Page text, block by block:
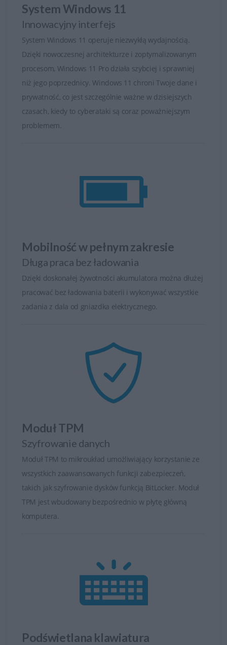
System Windows 11
Innowacyjny interfejs
System Windows 11 operuje niezwykłą wydajnością.
Dzięki nowoczesnej architekturze i zoptymalizowanym
procesom, Windows 11 Pro działa szybciej i sprawniej
niż jego poprzednicy. Windows 11 chroni Twoje dane i
prywatność, co jest szczególnie ważne w dzisiejszych
czasach, kiedy to cyberataki są coraz poważniejszym
problemem.
Mobilność w pełnym zakresie
Długa praca bez ładowania
Dzięki doskonałej żywotności akumulatora można dłużej
pracować bez ładowania baterii i wykonywać wszystkie
zadania z dala od gniazdka elektrycznego.
Moduł TPM
Szyfrowanie danych
Moduł TPM to mikroukład umożliwiający korzystanie ze
wszystkich zaawansowanych funkcji zabezpieczeń,
takich jak szyfrowanie dysków funkcją BitLocker. Moduł
TPM jest wbudowany bezpośrednio w płytę główną
komputera.
Podświetlana klawiatura